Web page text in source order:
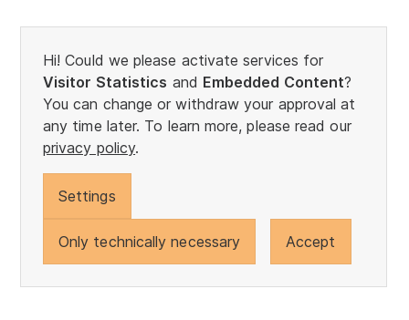
Hi! Could we please activate services for
Visitor Statistics and Embedded Content?
You can change or withdraw your approval at
any time later. To learn more, please read our
privacy policy.
Settings
Only technically necessary Accept